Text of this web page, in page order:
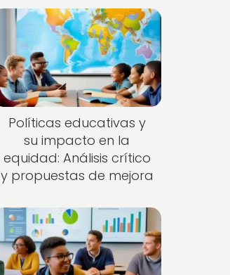
Políticas educativas y
su impacto en la
equidad: Análisis crítico
y propuestas de mejora